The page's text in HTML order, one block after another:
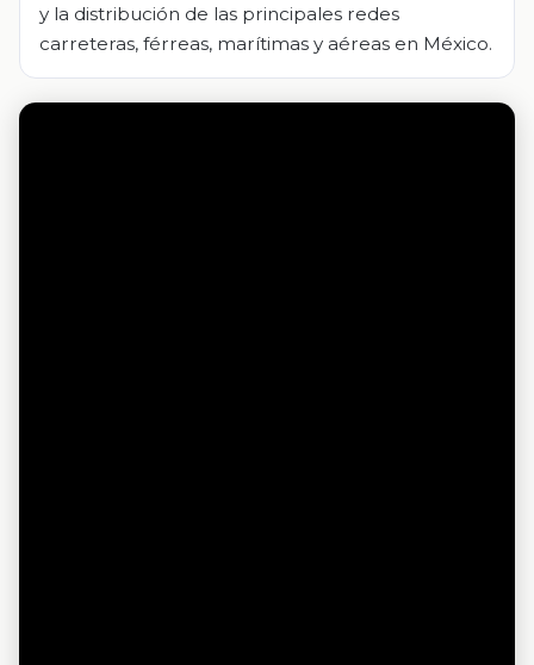
y la distribución de las principales redes
carreteras, férreas, marítimas y aéreas en México.